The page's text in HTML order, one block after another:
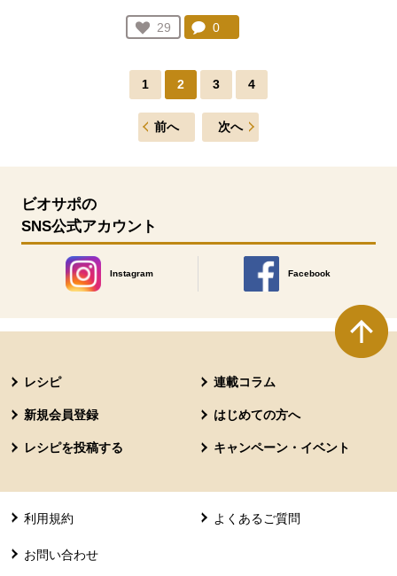
お気に入り登録：
29
人が登録
コメント：
0
1 2 3 4
前へ 次へ
ビオサポの
SNS公式アカウント
Instagram
別のウィンドウで開きます。
Facebook
別のウィンドウで開きます
レシピ 連載コラム
新規会員登録 はじめての方へ
レシピを投稿する キャンペーン・イベント
利用規約 よくあるご質問
お問い合わせ